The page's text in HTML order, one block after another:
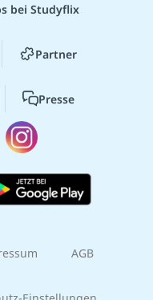
bei Studyflix
Partner
Presse
AGB